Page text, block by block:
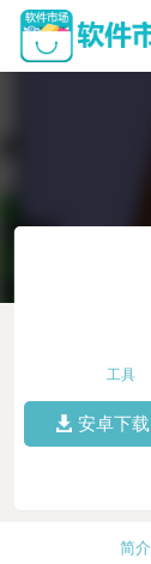
工具
安卓下载
简介